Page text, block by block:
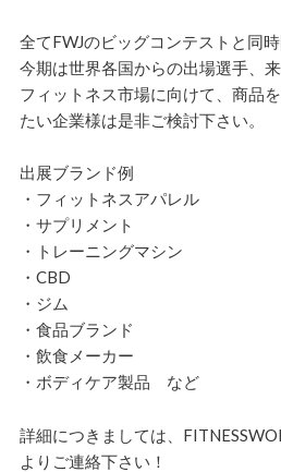
全てFWJのビッグコンテストと同
今期は世界各国からの出場選手、
フィットネス市場に向けて、商品
たい企業様は是非ご検討下さい。
出展ブランド例
・フィットネスアパレル
・サプリメント
・トレーニングマシン
・CBD
・ジム
・食品ブランド
・飲食メーカー
・ボディケア製品 など
詳細につきましては、
よりご連絡下さい！